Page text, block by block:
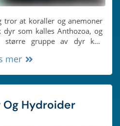
tror at koraller og anemoner
som kalles Anthozoa, og
gruppe av dyr kalt
mer
Hydroider